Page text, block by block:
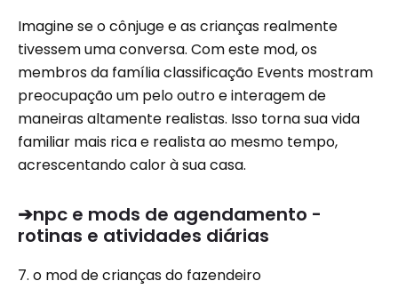
Imagine se o cônjuge e as crianças realmente
tivessem uma conversa. Com este mod, os
membros da família classificação Events mostram
preocupação um pelo outro e interagem de
maneiras altamente realistas. Isso torna sua vida
familiar mais rica e realista ao mesmo tempo,
acrescentando calor à sua casa.
➔npc e mods de agendamento -
rotinas e atividades diárias
7. o mod de crianças do fazendeiro